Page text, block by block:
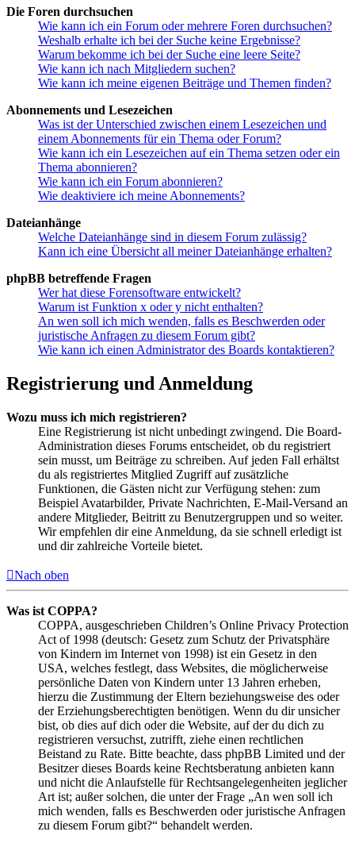
Die Foren durchsuchen
Wie kann ich ein Forum oder mehrere Foren durchsuchen?
Weshalb erhalte ich bei der Suche keine Ergebnisse?
Warum bekomme ich bei der Suche eine leere Seite?
Wie kann ich nach Mitgliedern suchen?
Wie kann ich meine eigenen Beiträge und Themen finden?
Abonnements und Lesezeichen
Was ist der Unterschied zwischen einem Lesezeichen und
einem Abonnements für ein Thema oder Forum?
Wie kann ich ein Lesezeichen auf ein Thema setzen oder ein
Thema abonnieren?
Wie kann ich ein Forum abonnieren?
Wie deaktiviere ich meine Abonnements?
Dateianhänge
Welche Dateianhänge sind in diesem Forum zulässig?
Kann ich eine Übersicht all meiner Dateianhänge erhalten?
phpBB betreffende Fragen
Wer hat diese Forensoftware entwickelt?
Warum ist Funktion x oder y nicht enthalten?
An wen soll ich mich wenden, falls es Beschwerden oder
juristische Anfragen zu diesem Forum gibt?
Wie kann ich einen Administrator des Boards kontaktieren?
Registrierung und Anmeldung
Wozu muss ich mich registrieren?
Eine Registrierung ist nicht unbedingt zwingend. Die Board-
Administration dieses Forums entscheidet, ob du registriert
sein musst, um Beiträge zu schreiben. Auf jeden Fall erhältst
du als registriertes Mitglied Zugriff auf zusätzliche
Funktionen, die Gästen nicht zur Verfügung stehen: zum
Beispiel Avatarbilder, Private Nachrichten, E-Mail-Versand an
andere Mitglieder, Beitritt zu Benutzergruppen und so weiter.
Wir empfehlen dir eine Anmeldung, da sie schnell erledigt ist
und dir zahlreiche Vorteile bietet.
Nach oben
Was ist COPPA?
COPPA, ausgeschrieben Children’s Online Privacy Protection
Act of 1998 (deutsch: Gesetz zum Schutz der Privatsphäre
von Kindern im Internet von 1998) ist ein Gesetz in den
USA, welches festlegt, dass Websites, die möglicherweise
persönliche Daten von Kindern unter 13 Jahren erheben,
hierzu die Zustimmung der Eltern beziehungsweise des oder
der Erziehungsberechtigten benötigen. Wenn du dir unsicher
bist, ob dies auf dich oder die Website, auf der du dich zu
registrieren versuchst, zutrifft, ziehe einen rechtlichen
Beistand zu Rate. Bitte beachte, dass phpBB Limited und der
Besitzer dieses Boards keine Rechtsberatung anbieten kann
und nicht die Anlaufstelle für Rechtsangelegenheiten jeglicher
Art ist; außer solchen, die unter der Frage „An wen soll ich
mich wenden, falls es Beschwerden oder juristische Anfragen
zu diesem Forum gibt?“ behandelt werden.